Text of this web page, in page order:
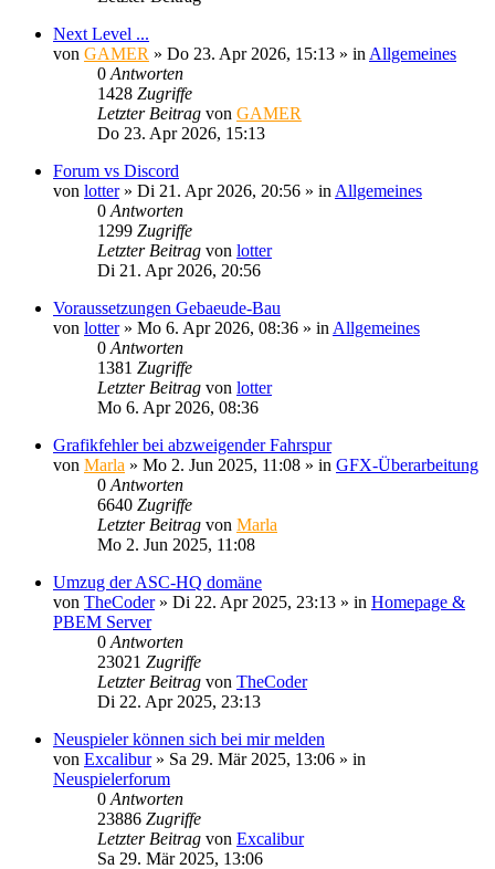
Next Level ...
von GAMER » Do 23. Apr 2026, 15:13 » in Allgemeines
0 Antworten
1428 Zugriffe
Letzter Beitrag von GAMER
Do 23. Apr 2026, 15:13
Forum vs Discord
von lotter» Di 21. Apr 2026, 20:56 » in Allgemeines
0 Antworten
1299 Zugriffe
Letzter Beitrag von lotter
Di 21. Apr 2026, 20:56
Voraussetzungen Gebaeude-Bau
von lotter» Mo 6. Apr 2026, 08:36 » in Allgemeines
0 Antworten
1381 Zugriffe
Letzter Beitrag von lotter
Mo 6. Apr 2026, 08:36
Grafikfehler bei abzweigender Fahrspur
von Marla » Mo 2. Jun 2025, 11:08 » in GFX-Überarbeitung
0 Antworten
6640 Zugriffe
Letzter Beitrag von Marla
Mo 2. Jun 2025, 11:08
Umzug der ASC-HQ domäne
von TheCoder» Di 22. Apr 2025, 23:13 » in Homepage &
PBEM Server
0 Antworten
23021 Zugriffe
Letzter Beitrag von TheCoder
Di 22. Apr 2025, 23:13
Neuspieler können sich bei mir melden
von Excalibur» Sa 29. Mär 2025, 13:06 » in
Neuspielerforum
0 Antworten
23886 Zugriffe
Letzter Beitrag von Excalibur
Sa 29. Mär 2025, 13:06